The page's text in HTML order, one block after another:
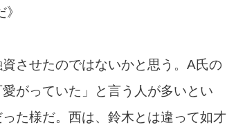
させたのではないかと思う。A氏の
がっていた」と言う人が多いとい
た様だ。西は、鈴木とは違って如才